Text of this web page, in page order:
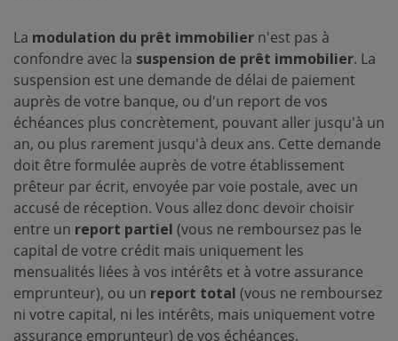
La modulation du prêt immobilier n'est pas à
confondre avec la suspension de prêt immobilier. La
suspension est une demande de délai de paiement
auprès de votre banque, ou d'un report de vos
échéances plus concrètement, pouvant aller jusqu'à un
an, ou plus rarement jusqu'à deux ans. Cette demande
doit être formulée auprès de votre établissement
prêteur par écrit, envoyée par voie postale, avec un
accusé de réception. Vous allez donc devoir choisir
entre un report partiel (vous ne remboursez pas le
capital de votre crédit mais uniquement les
mensualités liées à vos intérêts et à votre assurance
emprunteur), ou un report total (vous ne remboursez
ni votre capital, ni les intérêts, mais uniquement votre
assurance emprunteur) de vos échéances.